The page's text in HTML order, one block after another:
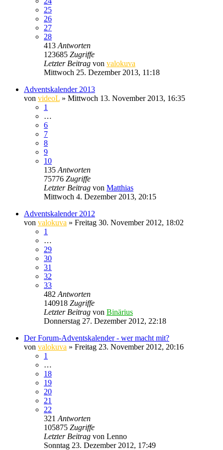
25
26
27
28
413 Antworten
123685 Zugriffe
Letzter Beitrag von valokuva
Mittwoch 25. Dezember 2013, 11:18
Adventskalender 2013
von videoL » Mittwoch 13. November 2013, 16:35
1
…
6
7
8
9
10
135 Antworten
75776 Zugriffe
Letzter Beitrag von Matthias
Mittwoch 4. Dezember 2013, 20:15
Adventskalender 2012
von valokuva » Freitag 30. November 2012, 18:02
1
…
29
30
31
32
33
482 Antworten
140918 Zugriffe
Letzter Beitrag von Binärius
Donnerstag 27. Dezember 2012, 22:18
Der Forum-Adventskalender - wer macht mit?
von valokuva » Freitag 23. November 2012, 20:16
1
…
18
19
20
21
22
321 Antworten
105875 Zugriffe
Letzter Beitrag von Lenno
Sonntag 23. Dezember 2012, 17:49